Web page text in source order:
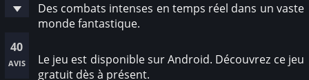
40
avis
Des combats intenses en temps réel dans un vaste
monde fantastique.
Le jeu est disponible sur Android. Découvrez ce jeu
gratuit dès à présent.